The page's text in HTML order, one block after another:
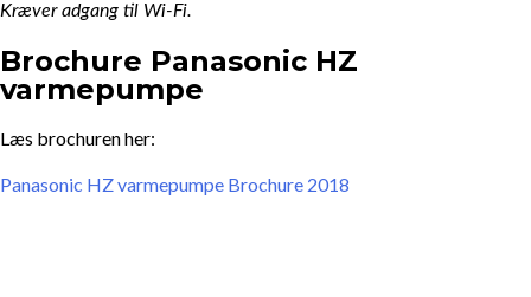
Kræver adgang til Wi-Fi.
Brochure Panasonic HZ
varmepumpe
Læs brochuren her:
Panasonic HZ varmepumpe Brochure 2018